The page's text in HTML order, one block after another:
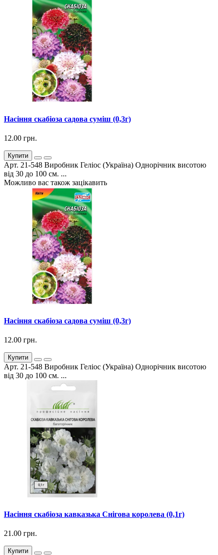
Насіння скабіоза садова суміш (0,3г)
12.00 грн.
Купити
Арт. 21-548 Виробник Геліос (Україна) Однорічник висотою
від 30 до 100 см. ...
Можливо вас також зацікавить
Насіння скабіоза садова суміш (0,3г)
12.00 грн.
Купити
Арт. 21-548 Виробник Геліос (Україна) Однорічник висотою
від 30 до 100 см. ...
Насіння скабіоза кавказька Снігова королева (0,1г)
21.00 грн.
Купити